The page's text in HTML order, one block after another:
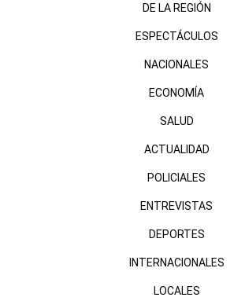
DE LA REGIÓN
ESPECTÁCULOS
NACIONALES
ECONOMÍA
SALUD
ACTUALIDAD
POLICIALES
ENTREVISTAS
DEPORTES
INTERNACIONALES
LOCALES